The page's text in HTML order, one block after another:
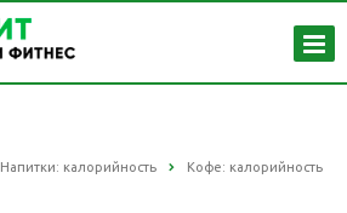
Напитки: калорийность Кофе: калорийность